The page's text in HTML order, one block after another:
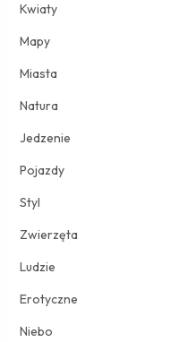
Kwiaty
Mapy
Miasta
Natura
Jedzenie
Pojazdy
Styl
Zwierzęta
Ludzie
Erotyczne
Niebo